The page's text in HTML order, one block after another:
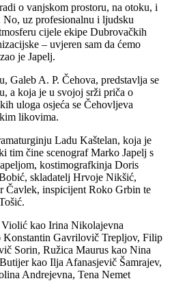
o vanjskom prostoru, na otoku, i
uz profesionalnu i ljudsku
cijele ekipe Dubrovačkih
– uvjeren sam da ćemo
je Japelj.
Galeb A. P. Čehova, predstavlja se
a koja je u svojoj srži priča o
uloga osjeća se Čehovljeva
likovima.
Ladu Kaštelan, koja je
tim čine scenograf Marko Japelj s
kostimografkinja Doris
skladatelj Hrvoje Nikšić,
Čavlek, inspicijent Roko Grbin te
kao Irina Nikolajevna
Konstantin Gavrilovič Trepljov, Filip
Sorin, Ružica Maurus kao Nina
kao Ilja Afanasjevič Šamrajev,
Andrejevna, Tena Nemet